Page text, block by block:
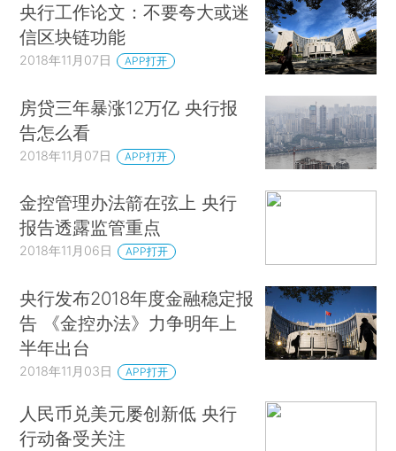
央行工作论文：不要夸大或迷
信区块链功能
2018年11月07日 APP打开
房贷三年暴涨12万亿 央行报
告怎么看
2018年11月07日 APP打开
金控管理办法箭在弦上 央行
报告透露监管重点
2018年11月06日 APP打开
央行发布2018年度金融稳定报
告 《金控办法》力争明年上
半年出台
2018年11月03日 APP打开
人民币兑美元屡创新低 央行
行动备受关注